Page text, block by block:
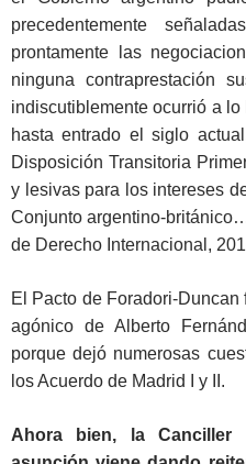
precedentemente
prontamente las
ninguna contraprestación
indiscutiblemente ocurrió a
hasta entrado el siglo
Disposición Transitoria
y lesivas para los intereses
Conjunto argentino-
de Derecho Internacional,
El Pacto de Foradori-
agónico de Alberto
porque dejó numerosas
los Acuerdo de Madrid I y II.
Ahora bien, la Canciller